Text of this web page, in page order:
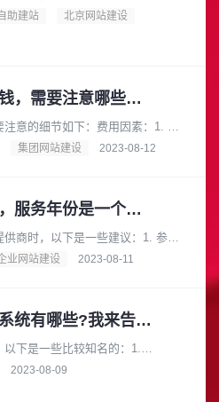
的，你没有听错，只要1000元，就
自助建站
北京网站建设
做个企业网站要多少钱，需要注意哪些细节
意的细节如下：费用因素：1. 网
业网站最主要的费用。费用会根
集团网站建设 2023-08-12
北京网站搭建哪家好，服务年份是一个可以参考的值
商时，以下是一些建议：1. 参考
服务提供商的口碑和客户评价。
业网站建设 2023-08-11
真正永久免费的建站系统有哪些?我来告诉你
下是一些比较知名的：1.
的内容管理系统(CMS)用户可以在
2023-08-09